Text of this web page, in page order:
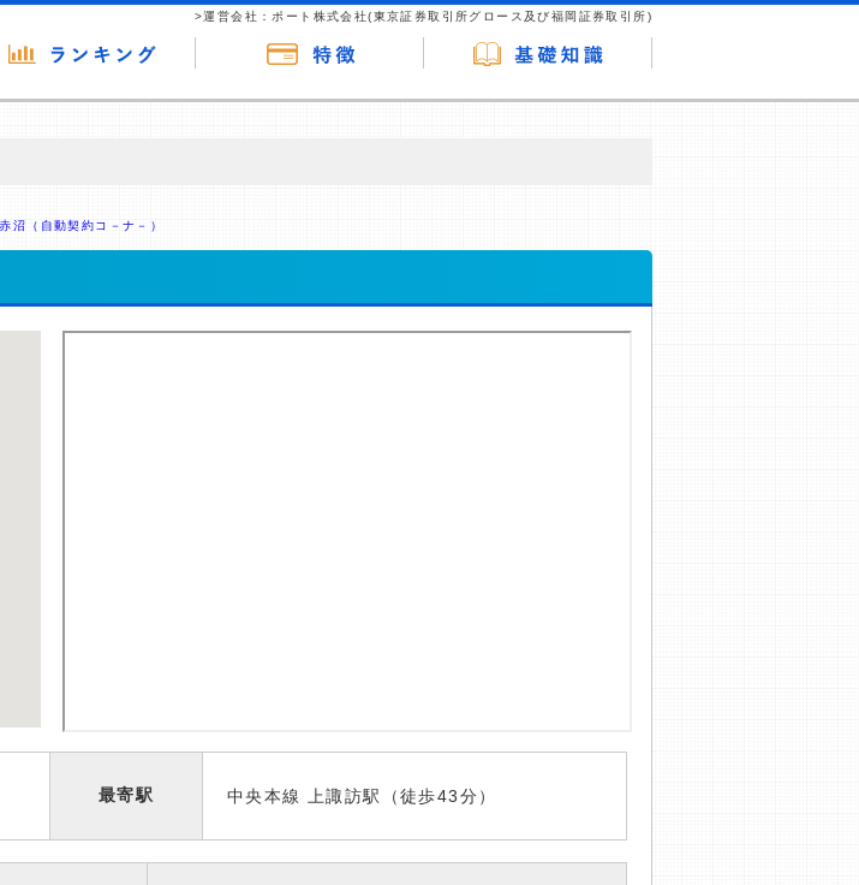
>運営会社：ポート株式会社(東京証券取引所グロース及び福岡証券取引所)
沼（自動契約コ－ナ－）
最寄駅 中央本線 上諏訪駅（徒歩43分）